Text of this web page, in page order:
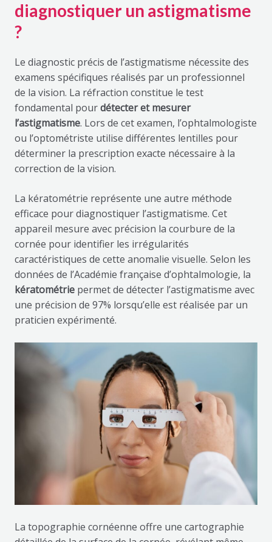
diagnostiquer un astigmatisme
?
Le diagnostic précis de l’astigmatisme nécessite des
examens spécifiques réalisés par un professionnel
de la vision. La réfraction constitue le test
fondamental pourdétecter et mesurer
l’astigmatisme. Lors de cet examen, l’ophtalmologiste
ou l’optométriste utilise différentes lentilles pour
déterminer la prescription exacte nécessaire à la
correction de la vision.
La kératométrie représente une autre méthode
efficace pour diagnostiquer l’astigmatisme. Cet
appareil mesure avec précision la courbure de la
cornée pour identifier les irrégularités
caractéristiques de cette anomalie visuelle. Selon les
données de l’Académie française d’ophtalmologie, la
kératométriepermet de détecter l’astigmatisme avec
une précision de 97% lorsqu’elle est réalisée par un
praticien expérimenté.
La topographie cornéenne offre une cartographie